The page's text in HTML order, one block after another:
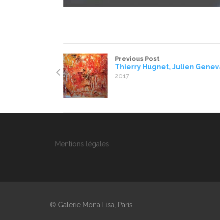
Previous Post
Thierry Hugnet, Julien
2017
Mentions légales
© Galerie Mona Lisa, Paris